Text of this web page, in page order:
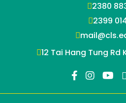
2380
2399
12 Tai Hang Tung Rd